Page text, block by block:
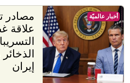
علاقة
إيران
أخبار عالميّة